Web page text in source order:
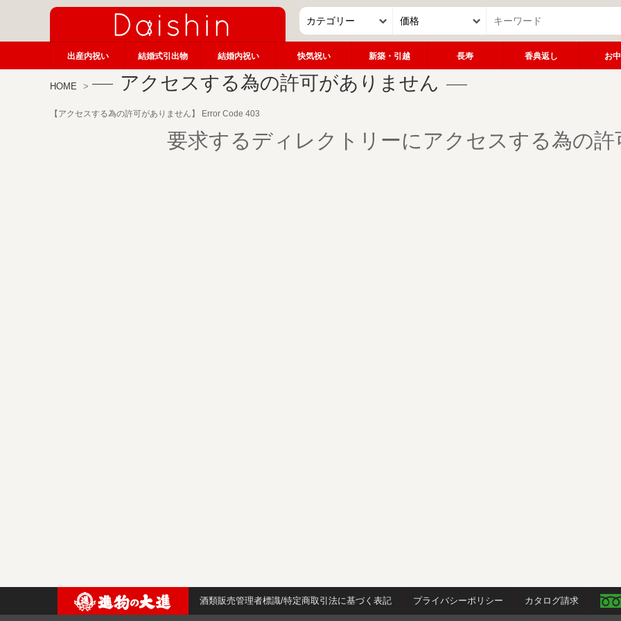
出産内祝い 結婚式引出物 結婚内祝い 快気祝い 新築・引越 長寿 香典返し お
HOME アクセスする為の許可がありません
【アクセスする為の許可がありません】 Error Code 403
要求するディレクトリーにアクセスする為の
酒類販売管理者標識/特定商取引法に基づく表記 プライバシーポリシー カタログ請求